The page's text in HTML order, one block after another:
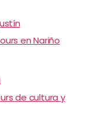
en Nariño
de cultura y